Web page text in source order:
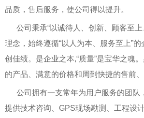
品质，售后服务，使公司得以提升。
公司秉承“以诚待人、创新、顾客至上
理念，始终遵循“以人为本、服务至上”
创佳绩。是企业之本,“质量”是宝华之魂
的产品、满意的价格和周到快捷的售前、
公司拥有一支常年为用户服务的团队
提供技术咨询、GPS现场勘测、工程设